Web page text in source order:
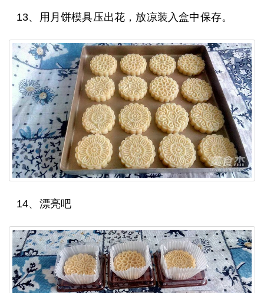
13、用月饼模具压出花，放凉装入盒中保存。
14、漂亮吧